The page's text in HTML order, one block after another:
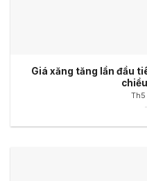
Giá xăng tăng lần đầu
Th5